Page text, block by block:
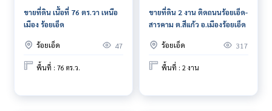
Callcenter :
www.tb.co.th
ขายที่ดิน เนื้อที่ 76 ตร.วา เหนือ
เมือง ร้อยเอ็ด
ร้อยเอ็ด 47
พื้นที่ : 76 ตร.ว.
ขายที่ดิน 2 งาน ติดถนนร้อยเอ็ด-
สารคาม ต.สีแก้ว อ.เมืองร้อยเอ็ด
ร้อยเอ็ด 317
พื้นที่ : 2 งาน